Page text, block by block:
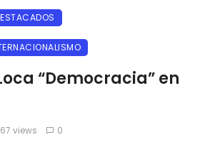
“Democracia” en
views 0